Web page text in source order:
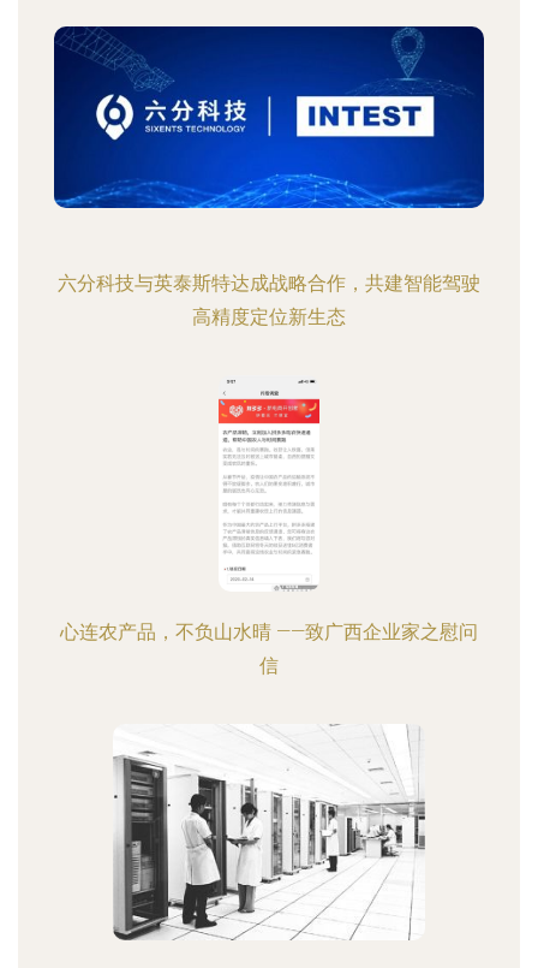
六分科技与英泰斯特达成战略合作，共建智能驾驶
高精度定位新生态
心连农产品，不负山水晴 ——致广西企业家之慰问
信